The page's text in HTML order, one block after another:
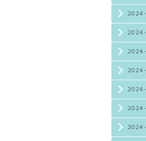
2024-
2024-
2024-
2024-
2024-
2024-
2024-